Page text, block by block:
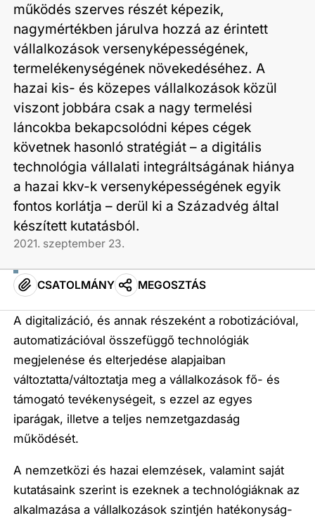
működés szerves részét képezik,
nagymértékben járulva hozzá az érintett
vállalkozások versenyképességének,
termelékenységének növekedéséhez. A
hazai kis- és közepes vállalkozások közül
viszont jobbára csak a nagy termelési
láncokba bekapcsolódni képes cégek
követnek hasonló stratégiát – a digitális
technológia vállalati integráltságának hiánya
a hazai kkv-k versenyképességének egyik
fontos korlátja – derül ki a Századvég által
készített kutatásból.
2021. szeptember 23.
CSATOLMÁNY MEGOSZTÁS
A digitalizáció, és annak részeként a robotizációval,
automatizációval összefüggő technológiák
megjelenése és elterjedésealapjaiban
változtatta/változtatja meg a vállalkozások fő- és
támogató tevékenységeit, s ezzel az egyes
iparágak, illetve a teljes nemzetgazdaság
működését.
A nemzetközi és hazai elemzések, valamint saját
kutatásaink szerint is ezeknek a technológiáknak az
alkalmazása a vállalkozások szintjén hatékonyság-